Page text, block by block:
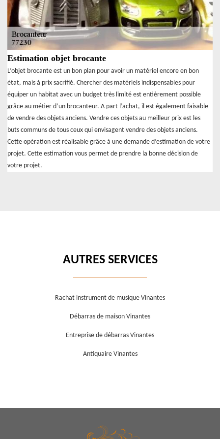
Estimation objet brocante
L’objet brocante est un bon plan pour avoir un matériel encore en bon
état, mais à prix sacrifié. Chercher des matériels indispensables pour
équiper un habitat avec un budget très limité est entièrement possible
grâce au métier d’un brocanteur. A part l’achat, il est également faisable
de vendre des objets anciens. Vendre ces objets au meilleur prix est les
buts communs de tous ceux qui envisagent vendre des objets anciens.
Cette opération est réalisable grâce à une demande d’estimation de votre
projet. Cette estimation vous permet de prendre la bonne décision de
votre projet.
AUTRES SERVICES
Rachat instrument de musique Vinantes
Débarras de maison Vinantes
Entreprise de débarras Vinantes
Antiquaire Vinantes